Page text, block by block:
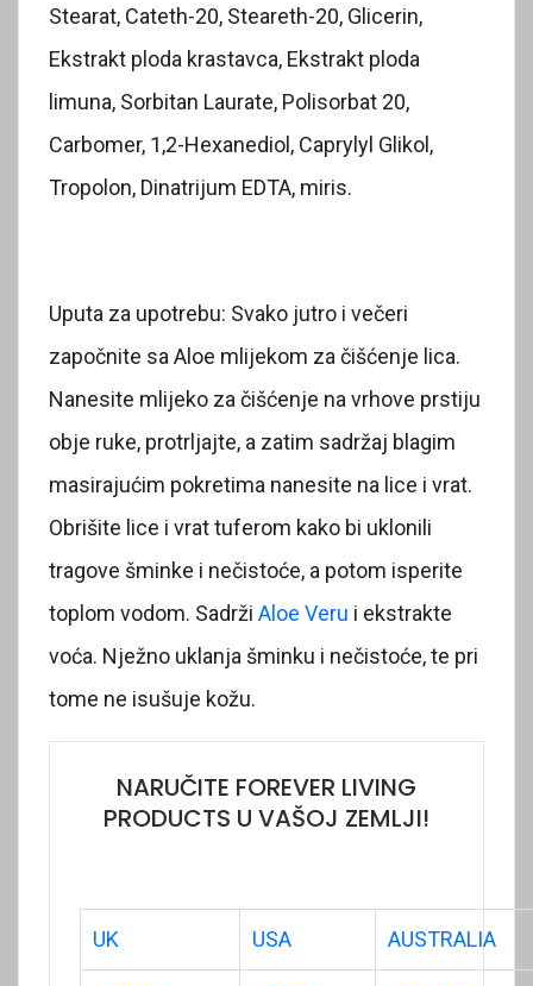
Stearat, Cateth-20, Steareth-20, Glicerin,
Ekstrakt ploda krastavca, Ekstrakt ploda
limuna, Sorbitan Laurate, Polisorbat 20,
Carbomer, 1,2-Hexanediol, Caprylyl Glikol,
Tropolon, Dinatrijum EDTA, miris.
Uputa za upotrebu: Svako jutro i večeri
započnite sa Aloe mlijekom za čišćenje lica.
Nanesite mlijeko za čišćenje na vrhove prstiju
obje ruke, protrljajte, a zatim sadržaj blagim
masirajućim pokretima nanesite na lice i vrat.
Obrišite lice i vrat tuferom kako bi uklonili
tragove šminke i nečistoće, a potom isperite
toplom vodom. Sadrži Aloe Veru i ekstrakte
voća. Nježno uklanja šminku i nečistoće, te pri
tome ne isušuje kožu.
NARUČITE FOREVER LIVING
PRODUCTS U VAŠOJ ZEMLJI!
UK USA AUSTRALIA